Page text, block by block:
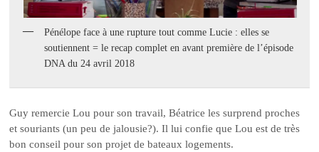
Pénélope face à une rupture tout comme Lucie : elles se
soutiennent = le recap complet en avant première de l’épisode
DNA du 24 avril 2018
Guy remercie Lou pour son travail, Béatrice les surprend proches
et souriants (un peu de jalousie?). Il lui confie que Lou est de très
bon conseil pour son projet de bateaux logements.